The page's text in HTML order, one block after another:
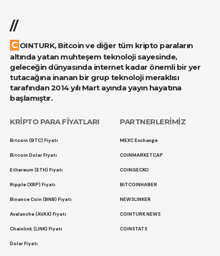
//
COINTURK, Bitcoin ve diğer tüm kripto paraların
altında yatan muhteşem teknoloji sayesinde,
geleceğin dünyasında internet kadar önemli bir yer
tutacağına inanan bir grup teknoloji meraklısı
tarafından 2014 yılı Mart ayında yayın hayatına
başlamıştır.
KRİPTO PARA FİYATLARI
Bitcoin (BTC) Fiyatı
Bitcoin Dolar Fiyatı
Ethereum (ETH) Fiyatı
Ripple (XRP) Fiyatı
Binance Coin (BNB) Fiyatı
Avalanche (AVAX) Fiyatı
Chainlink (LINK) Fiyatı
Dolar Fiyatı
PARTNERLERİMİZ
MEXC Exchange
COINMARKETCAP
COINGECKO
BITCOINHABER
NEWSLINKER
COINTURK NEWS
COINSTATS